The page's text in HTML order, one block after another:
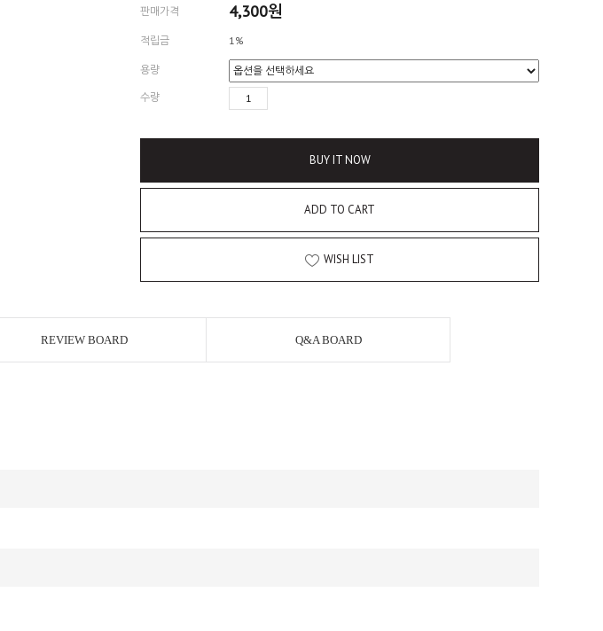
판매가격 4,300원
적립금 1%
용량
수량
BUY IT NOW
ADD TO CART
WISH LIST
REVIEW BOARD Q&A BOARD